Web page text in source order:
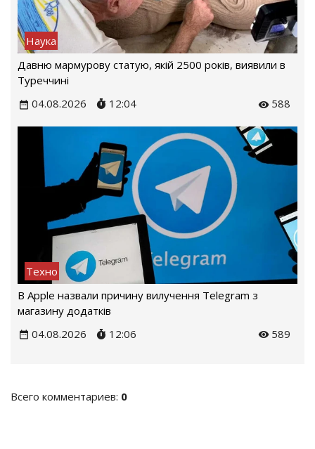
Наука
Давню мармурову статую, якій 2500 років, виявили в
Туреччині
04.08.2026
12:04 588
Техно
В Apple назвали причину вилучення Telegram з
магазину додатків
04.08.2026
12:06 589
Всего комментариев: 0